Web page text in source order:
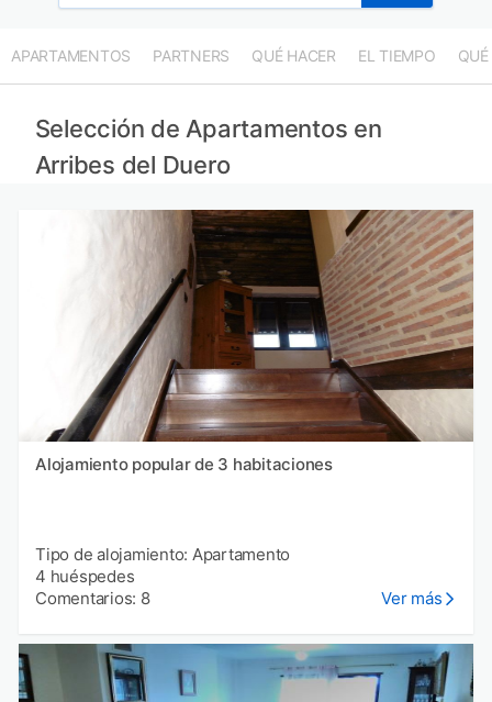
APARTAMENTOS PARTNERS QUÉ HACER EL TIEMPO QUÉ
Selección de Apartamentos en
Arribes del Duero
Alojamiento popular de 3 habitaciones
Tipo de alojamiento: Apartamento
4 huéspedes
Comentarios: 8
Ver más